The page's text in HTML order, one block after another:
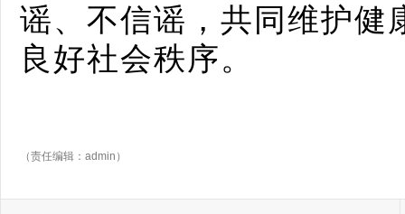
谣、不信谣，共同维护健
良好社会秩序。
（责任编辑：admin）